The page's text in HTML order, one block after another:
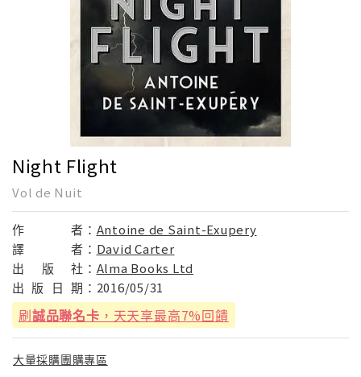
Night Flight
Vol de Nuit
作 者： Antoine de Saint-Exupery
譯
者： David Carter
出
版 社： Alma Books Ltd
出 版 日 期： 2016/05/31
刷誠品聯名卡 ，天天享最高7%回饋
大量採購團購專區